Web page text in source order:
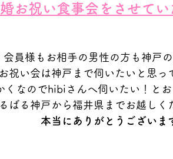
お祝い食事会をさせて
会員様もお相手の男性の方も神戸
祝い会は神戸まで伺いたいと思っ
くなのでhibiさんへ伺いたい！と
ばる神戸から福井県までお越しく
本当にありがとうございま